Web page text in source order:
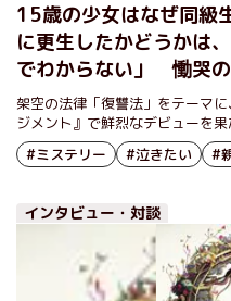
15歳の少女はなぜ同級
に更生したかどうかは
でわからない」 慟哭
ある世界で』小林由香
架空の法律「復讐法」をテーマ
ジメント』で鮮烈なデビューを
る話題の長編ミステリー『この
た。
#ミステリー #泣きたい #
インタビュー・対談